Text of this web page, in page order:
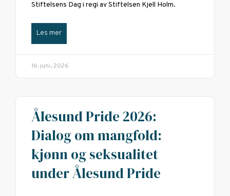
Stiftelsens Dag i regi av Stiftelsen Kjell Holm.
Les mer
16. juni, 2026
Ålesund Pride 2026:
Dialog om mangfold:
kjønn og seksualitet
under Ålesund Pride